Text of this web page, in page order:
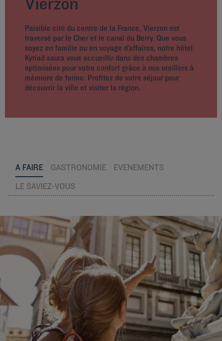
Paisible cité du centre de la France, Vierzon est
traversé par le Cher et le canal du Berry. Que vous
soyez en famille ou en voyage d’affaires, notre hôtel
Kyriad saura vous accueillir dans des chambres
optimisées pour votre confort grâce à nos oreillers à
mémoire de forme. Profitez de votre séjour pour
découvrir la ville et visiter la région.
A FAIRE GASTRONOMIE
EVENEMENTS
LE SAVIEZ-VOUS